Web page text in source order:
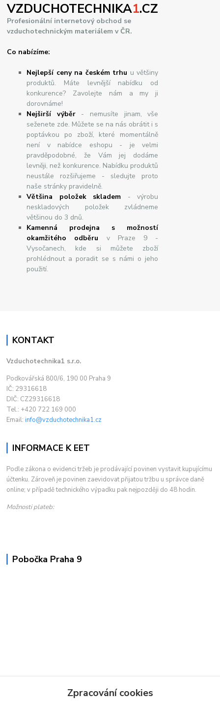
VZDUCHOTECHNIKA1.CZ
Profesionální internetový obchod se
vzduchotechnickým materiálem v ČR.
Co nabízíme:
Nejlepší ceny na českém trhu u většiny
produktů. Máte levnější nabídku od
konkurence? Zavolejte nám a my ji
dorovnáme!
Nejširšívýběr- nemusíte jinam, vše
seženete zde. Můžete se na nás obrátit i s
poptávkou po zboží, které momentálně
není v nabídce eshopu - je velmi
pravděpodobné, že Vám jej dodáme
levněji, než konkurence. Nabídku produktů
neustále rozšiřujeme - sledujte proto
naše stránky pravidelně.
Většina položek skladem - výrobu
neskladových položek zvládneme
většinou do 3 dnů.
Kamenná prodejna s možností
okamžitého odběru v Praze 9 -
Vysočanech, kde si můžete zboží
prohlédnout a poradit se s námi o jeho
použití.
KONTAKT
Vzduchotechnika1 s.r.o.
Podkovářská 800/6, 190 00 Praha 9
IČ: 29316618
DIČ: CZ29316618
Tel.: +420 722 169 000
Email:info@vzduchotechnika1.cz
INFORMACE K EET
Podle zákona o evidenci tržeb je prodávající povinen vystavit kupujícímu
účtenku. Zároveň je povinen zaevidovat přijatou tržbu u správce daně
online; v případě technického výpadku pak nejpozději do 48 hodin.
Možnosti plateb:
Pobočka Praha 9
Zpracování cookies